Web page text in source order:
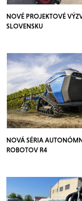
NOVÉ PROJEKTOVÉ
SLOVENSKU
NOVÁ SÉRIA
ROBOTOV R4